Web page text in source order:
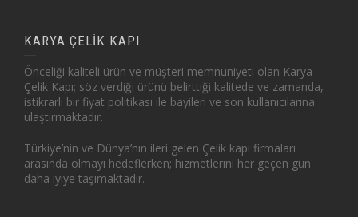
KARYA ÇELİK KAPI
Önceliği kaliteli ürün ve müşteri memnuniyeti olan Karya
Çelik Kapı; söz verdiği ürünü belirttiği kalitede ve zamanda,
istikrarlı bir fiyat politikası ile bayileri ve son kullanıcılarına
ulaştırmaktadır.
Türkiye’nin ve Dünya’nın ileri gelen Çelik kapı firmaları
arasında olmayı hedeflerken; hizmetlerini her geçen gün
daha iyiye taşımaktadır.